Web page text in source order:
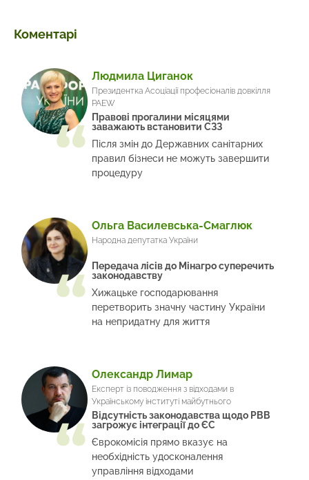
Коментарі
Людмила Циганок
Президентка Асоціації професіоналів довкілля
PAEW
Правові прогалини місяцями
заважають встановити СЗЗ
Після змін до Державних санітарних
правил бізнеси не можуть завершити
процедуру
Ольга Василевська-Смаглюк
Народна депутатка України
Передача лісів до Мінагро суперечить
законодавству
Хижацьке господарювання
перетворить значну частину України
на непридатну для життя
Олександр Лимар
Експерт із поводження з відходами в
Українському інституті майбутнього
Відсутність законодавства щодо РВВ
загрожує інтеграції до ЄС
Єврокомісія прямо вказує на
необхідність удосконалення
управління відходами